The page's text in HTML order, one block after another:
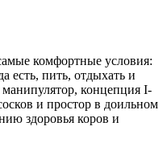
комфортные условия:
есть, пить, отдыхать и
концепция I-
и простор в доильном
здоровья коров и